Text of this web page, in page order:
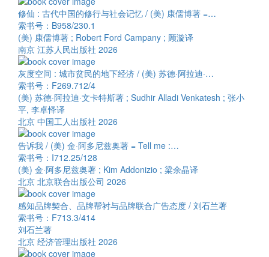
修仙 : 古代中国的修行与社会记忆 / (美) 康儒博著 =…
索书号：B958/230.1
(美) 康儒博著 ; Robert Ford Campany ; 顾漩译
南京 江苏人民出版社 2026
灰度空间 : 城市贫民的地下经济 / (美) 苏德·阿拉迪·…
索书号：F269.712/4
(美) 苏德·阿拉迪·文卡特斯著 ; Sudhir Alladi Venkatesh ; 张小
平, 李卓怿译
北京 中国工人出版社 2026
告诉我 / (美) 金·阿多尼兹奥著 = Tell me :…
索书号：I712.25/128
(美) 金·阿多尼兹奥著 ; Kim Addonizio ; 梁余晶译
北京 北京联合出版公司 2026
感知品牌契合、品牌帮衬与品牌联合广告态度 / 刘石兰著
索书号：F713.3/414
刘石兰著
北京 经济管理出版社 2026